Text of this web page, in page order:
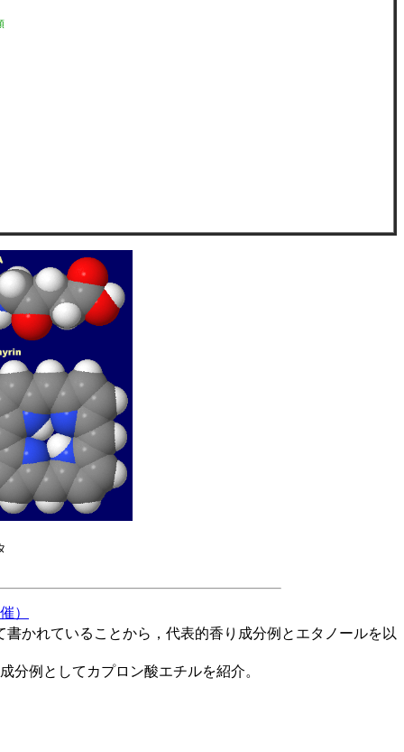
）
かれていることから，代表的香り成分例とエタノールを以
例としてカプロン酸エチルを紹介。